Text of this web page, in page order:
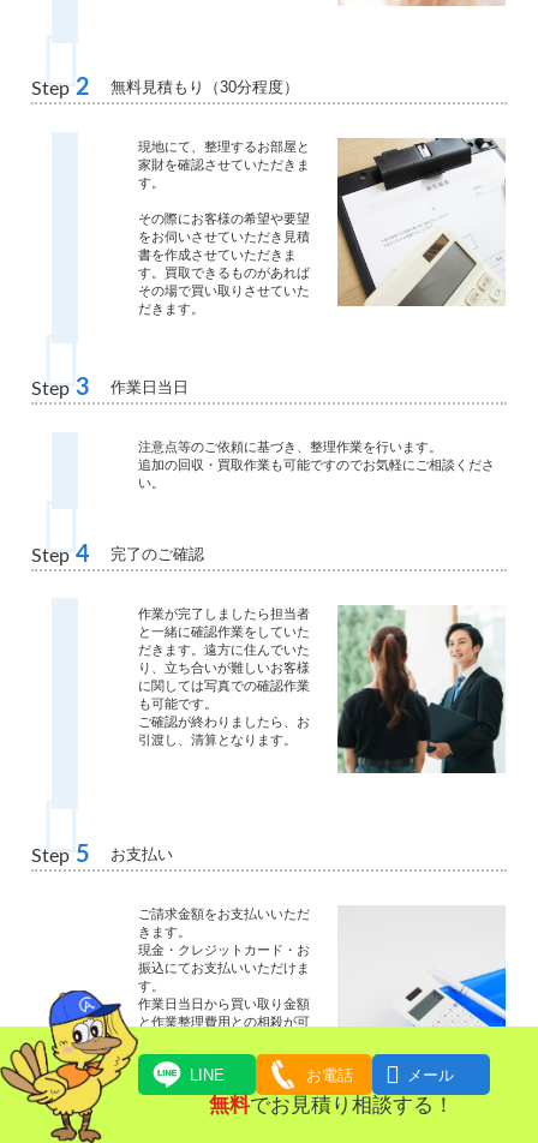
Step 2 無料見積もり（30分程度）
現地にて、整理するお部屋と
家財を確認させていただきま
す。
その際にお客様の希望や要望
をお伺いさせていただき見積
書を作成させていただきま
す。買取できるものがあれば
その場で買い取りさせていた
だきます。
Step 3 作業日当日
注意点等のご依頼に基づき、整理作業を行います。
追加の回収・買取作業も可能ですのでお気軽にご相談くださ
い。
Step 4 完了のご確認
作業が完了しましたら担当者
と一緒に確認作業をしていた
だきます。遠方に住んでいた
り、立ち合いが難しいお客様
に関しては写真での確認作業
も可能です。
ご確認が終わりましたら、お
引渡し、清算となります。
Step 5 お支払い
ご請求金額をお支払いいただ
きます。
現金・クレジットカード・お
振込にてお支払いいただけま
す。
作業日当日から買い取り金額
と作業整理費用との相殺が可
LINE お電話  メール
無料でお見積り相談する！